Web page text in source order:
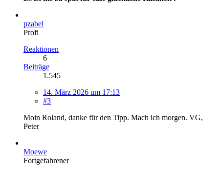
pzabel
Profi
Reaktionen
6
Beiträge
1.545
14. März 2026 um 17:13
#3
Moin Roland, danke für den Tipp. Mach ich morgen. VG,
Peter
Moewe
Fortgefahrener